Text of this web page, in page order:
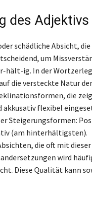
des Adjektivs
schädliche Absicht,
um
hält-ig. In der
die versteckte Natur der
die
akkusativ flexibel
Steigerungsformen:
(am hinterhältigsten).
die oft mit dieser
wird
Diese Qualität kann